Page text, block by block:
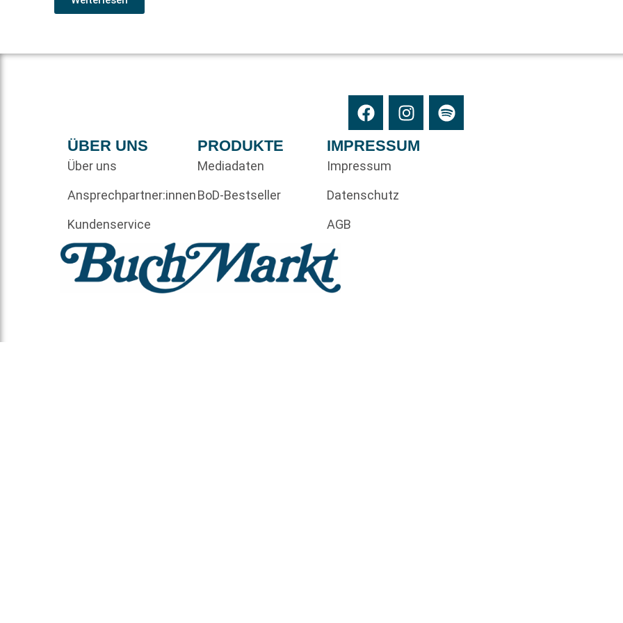
ÜBER UNS
Über uns
Ansprechpartner:innen
Kundenservice
PRODUKTE
Mediadaten
BoD-Bestseller
IMPRESSUM
Impressum
Datenschutz
AGB